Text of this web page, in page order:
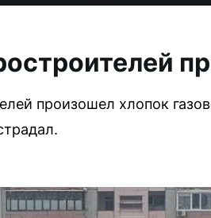
произошел хлопок